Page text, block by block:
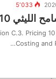
5٬033